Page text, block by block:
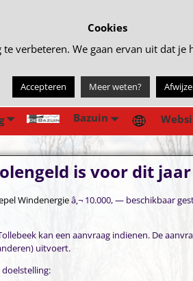
Bazuin
is voor dit
Windenergieâ‚¬ 10.000, — beschikbaar
kan een aanvraag indienen. De
uitvoert.
Cookies
verbeteren. We gaan ervan uit dat
Accepteren Meer weten?